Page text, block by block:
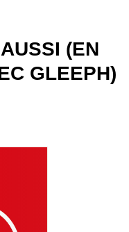
(EN
GLEEPH)